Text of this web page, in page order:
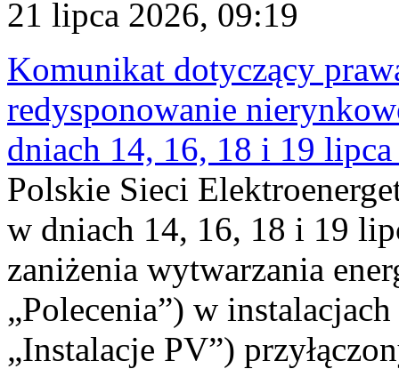
21 lipca 2026, 09:19
Komunikat dotyczący
redysponowanie
dniach 14, 16, 18 i 19
Polskie Sieci
w dniach 14, 16, 18 i 19
zaniżenia wytwarzania
„Polecenia”) w
„Instalacje PV”)